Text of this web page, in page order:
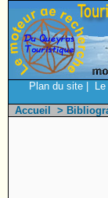
Plan du site
Accueil
>